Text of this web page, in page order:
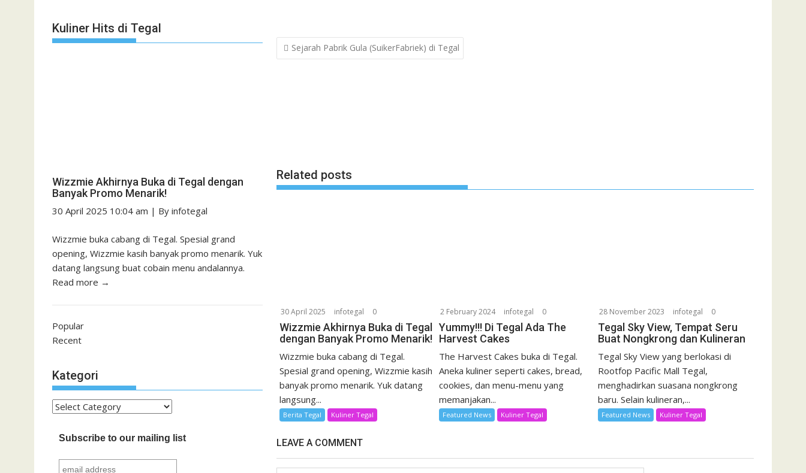
Post
navigation
Sejarah Pabrik Gula (SuikerFabriek) di Tegal
Related posts
30 April 2025 infotegal 0
Wizzmie Akhirnya Buka di Tegal
dengan Banyak Promo Menarik!
Wizzmie buka cabang di Tegal.
Spesial grand opening, Wizzmie kasih
banyak promo menarik. Yuk datang
langsung...
Berita Tegal Kuliner Tegal
2 February 2024 infotegal 0
Yummy!!! Di Tegal Ada The
Harvest Cakes
The Harvest Cakes buka di Tegal.
Aneka kuliner seperti cakes, bread,
cookies, dan menu-menu yang
memanjakan...
Featured News Kuliner Tegal
28 November 2023 infotegal 0
Tegal Sky View, Tempat Seru
Buat Nongkrong dan Kulineran
Tegal Sky View yang berlokasi di
Rootfop Pacific Mall Tegal,
menghadirkan suasana nongkrong
baru. Selain kulineran,...
Featured News Kuliner Tegal
LEAVE A COMMENT
Kuliner Hits di Tegal
Wizzmie Akhirnya Buka di Tegal dengan
Banyak Promo Menarik!
30 April 2025 10:04 am | By infotegal
Wizzmie buka cabang di Tegal. Spesial grand
opening, Wizzmie kasih banyak promo menarik. Yuk
datang langsung buat cobain menu andalannya.
Read more →
Popular
Recent
Kategori
Kategori
Subscribe to our mailing list